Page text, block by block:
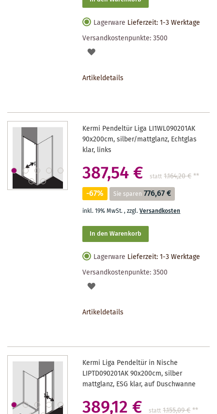
Lagerware Lieferzeit: 1-3 Werktage
Versandkostenpunkte:3500
AUF
Artikeldetails
Kermi Pendeltür Liga LI1WL090201AK
90x200cm, silber/mattglanz, Echtglas
klar, links
387,54 € statt 1.164,20 €**
-67% Sie sparen 776,67 €
inkl. 19% MwSt.,zzgl.Versandkosten
In den Warenkorb
Lagerware Lieferzeit: 1-3 Werktage
Versandkostenpunkte:3500
AUF
Artikeldetails
Kermi Liga Pendeltür in Nische
LIPTD090201AK 90x200cm, silber
mattglanz, ESG klar, auf Duschwanne
389,12 € statt 1.155,09 €**